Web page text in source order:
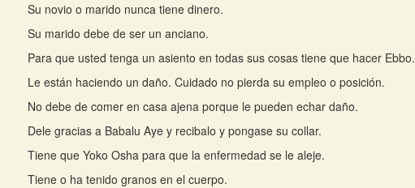
Su novio o marido nunca tiene dinero.
Su marido debe de ser un anciano.
Para que usted tenga un asiento en todas sus cosas tiene que hacer Ebbo.
Le están haciendo un daño. Cuidado no pierda su empleo o posición.
No debe de comer en casa ajena porque le pueden echar daño.
Dele gracias a Babalu Aye y recibalo y pongase su collar.
Tiene que Yoko Osha para que la enfermedad se le aleje.
Tiene o ha tenido granos en el cuerpo.